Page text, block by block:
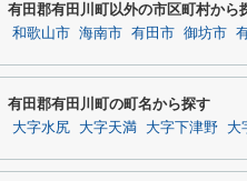
有田郡有田川町以外の市区町村から
和歌山市 海南市 有田市 御坊市
有田郡有田川町の町名から探す
大字水尻 大字天満 大字下津野 大